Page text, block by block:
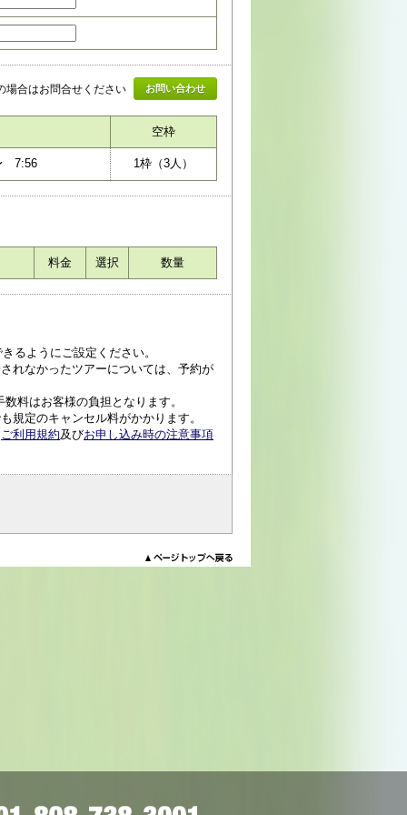
場合はお問合せください お問い合わせ
空枠
7:56 1枠（3人）
料金 選択 数量
るようにご設定ください。
れなかったツアーについては、予約が
料はお客様の負担となります。
規定のキャンセル料がかかります。
ご利用規約及びお申し込み時の注意事項